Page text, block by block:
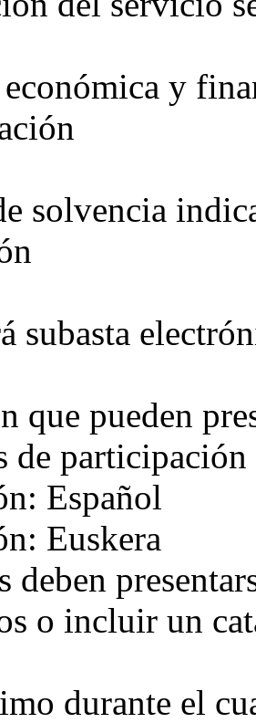
y
solvencia
subasta
que pueden
de participación
Español
Euskera
deben
o incluir un
durante el